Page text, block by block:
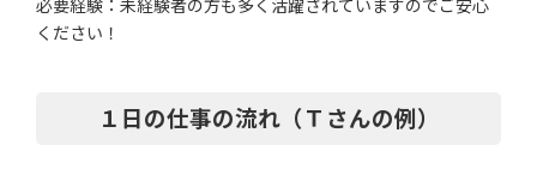
必要経験：未経験者の方も多く活躍されていますのでご安心
ください！
１日の仕事の流れ（Ｔさんの例）